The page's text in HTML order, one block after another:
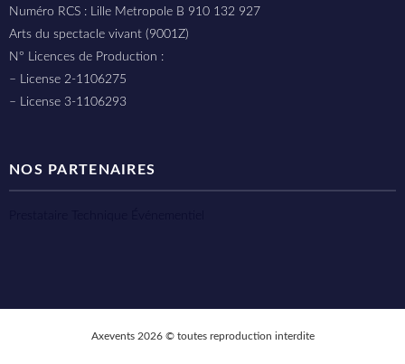
Numéro RCS : Lille Metropole B 910 132 927
Arts du spectacle vivant (9001Z)
N° Licences de Production :
– License 2-1106275
– License 3-1106293
NOS PARTENAIRES
Axevents 2026 © toutes reproduction interdite